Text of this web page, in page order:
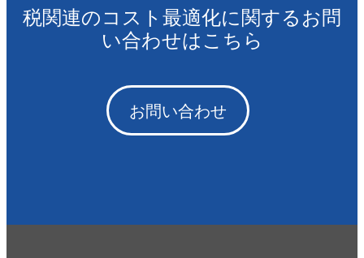
税関連のコスト最適化に関するお問
い合わせはこちら
お問い合わせ